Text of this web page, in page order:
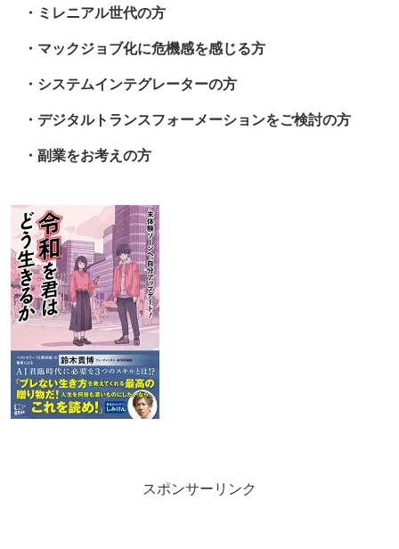
・ミレニアル世代の方
・マックジョブ化に危機感を感じる方
・システムインテグレーターの方
・デジタルトランスフォーメーションをご検討の方
・副業をお考えの方
スポンサーリンク